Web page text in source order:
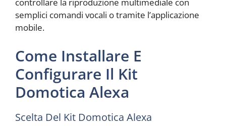
controllare la riproduzione multimediale con
semplici comandi vocali o tramite l’applicazione
mobile.
Come Installare E
Configurare Il Kit
Domotica Alexa
Scelta Del Kit Domotica Alexa